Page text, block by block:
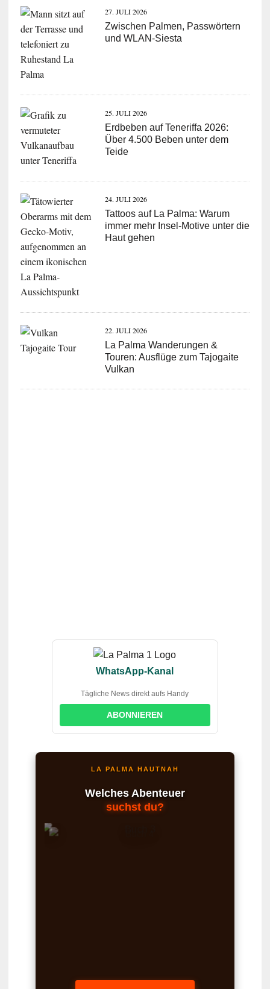
27. JULI 2026
Zwischen Palmen, Passwörtern
und WLAN-Siesta
25. JULI 2026
Erdbeben auf Teneriffa 2026:
Über 4.500 Beben unter dem
Teide
24. JULI 2026
Tattoos auf La Palma: Warum
immer mehr Insel-Motive unter die
Haut gehen
22. JULI 2026
La Palma Wanderungen &
Touren: Ausflüge zum Tajogaite
Vulkan
WhatsApp-Kanal
Tägliche News direkt aufs Handy
ABONNIEREN
LA PALMA HAUTNAH
Welches Abenteuer
suchst du?